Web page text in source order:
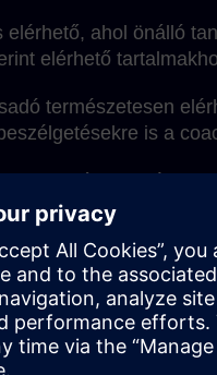
ahol önálló
elérhető
természetesen
is a
a tanulási egységek
a saját